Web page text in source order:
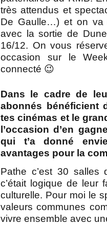
très attendus et
De Gaulle…) et on va
avec la sortie de
16/12. On vous
occasion sur le
connecté 😉
Dans le cadre de
abonnés bénéficient
tes cinémas et le
l’occasion d’en
qui t’a donné
avantages pour la
Pathe c’est 30 salles
c’était logique de leur
culturelle. Pour moi le
valeurs communes
vivre ensemble avec